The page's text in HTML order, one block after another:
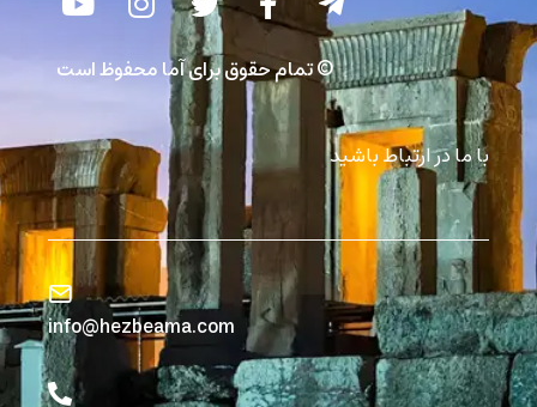
© تمام حقوق برای آما محفوظ است
با ما در ارتباط باشید
info@hezbeama.com